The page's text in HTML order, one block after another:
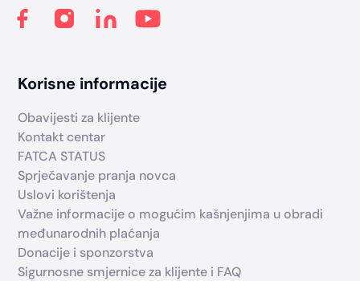
Korisne informacije
Obavijesti za klijente
Kontakt centar
FATCA STATUS
Sprječavanje pranja novca
Uslovi korištenja
Važne informacije o mogućim kašnjenjima u obradi
međunarodnih plaćanja
Donacije i sponzorstva
Sigurnosne smjernice za klijente i FAQ